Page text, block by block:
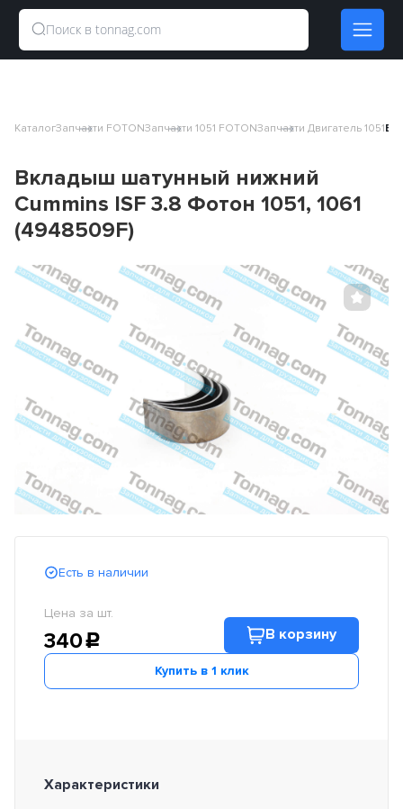
КаталогЗапчасти FOTONЗапчасти 1051 FOTONЗапчасти Двигатель 1051
Вкладыш шатунный нижний
Cummins ISF 3.8 Фотон 1051, 1061
(4948509F)
Есть в наличии
Цена за шт.
340c В корзину
Купить в 1 клик
Характеристики